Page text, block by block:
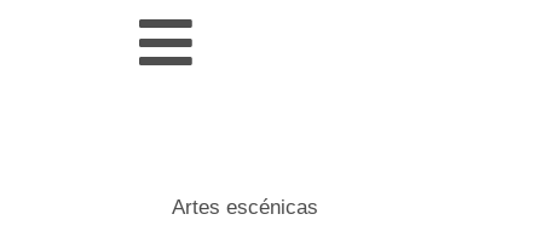
Artes escénicas